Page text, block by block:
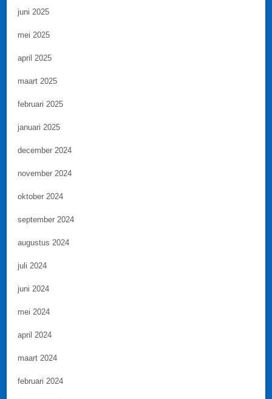
juni 2025
mei 2025
april 2025
maart 2025
februari 2025
januari 2025
december 2024
november 2024
oktober 2024
september 2024
augustus 2024
juli 2024
juni 2024
mei 2024
april 2024
maart 2024
februari 2024